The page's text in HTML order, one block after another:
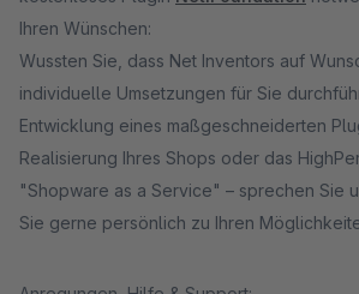
Ihren Wünschen:
Wussten Sie, dass Net Inventors auf
individuelle Umsetzungen für Sie
Entwicklung eines maßgeschneiderten
Realisierung Ihres Shops oder das
"Shopware as a Service" – sprechen Sie
Sie gerne persönlich zu Ihren